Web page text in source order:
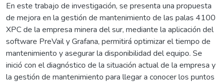
En este trabajo de investigación, se presenta una propuesta
de mejora en la gestión de mantenimiento de las palas 4100
XPC de la empresa minera del sur, mediante la aplicación del
software PreVail y Grafana, permitirá optimizar el tiempo de
mantenimiento y asegurar la disponibilidad del equipo. Se
inició con el diagnóstico de la situación actual de la empresa y
la gestión de mantenimiento para llegar a conocer los puntos